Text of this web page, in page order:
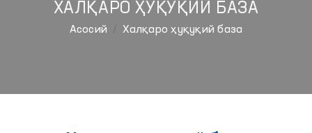
ХАЛҚАРО ҲУҚУҚИЙ БАЗА
Aсосий Халқаро ҳуқуқий база